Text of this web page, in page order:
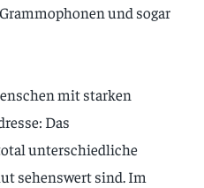
und sogar
mit starken
Das
unterschiedliche
sehenswert sind. Im